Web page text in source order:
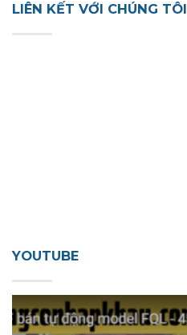
LIÊN KẾT VỚI CHÚNG TÔI
YOUTUBE